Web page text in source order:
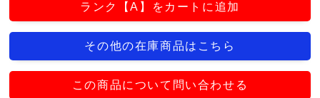
ランク【A】をカートに追加
その他の在庫商品はこちら
この商品について問い合わせる